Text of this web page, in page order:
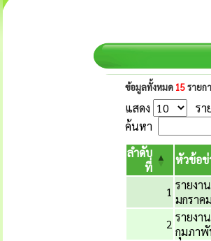
ข้อมูลทั้งหมด 15รายก
แสดง
รา
ค้นหา
ลำดับ
ที่
หัวข้อข่
1 รายงา
มกราค
2 รายงา
กุมภาพั